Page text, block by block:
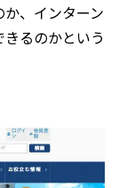
、インターン
るのかという